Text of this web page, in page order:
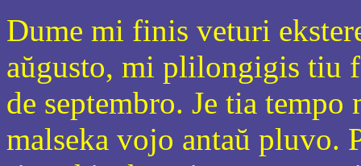
Dume mi finis veturi
aŭgusto, mi plilongigis tiu
de septembro. Je tia
malseka vojo antaŭ pluvo.